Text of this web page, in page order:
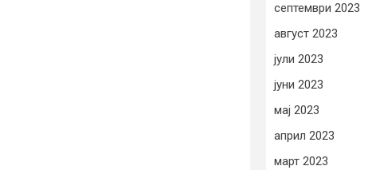
септември 2023
август 2023
јули 2023
јуни 2023
мај 2023
април 2023
март 2023